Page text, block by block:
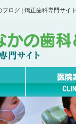
ログ | 矯正歯科専門サイト